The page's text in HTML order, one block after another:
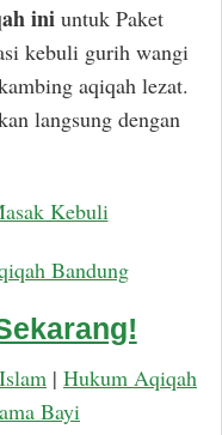
ini untuk Paket
kebuli gurih wangi
aqiqah lezat.
langsung dengan
Kebuli
Bandung
| Hukum Aqiqah
Bayi